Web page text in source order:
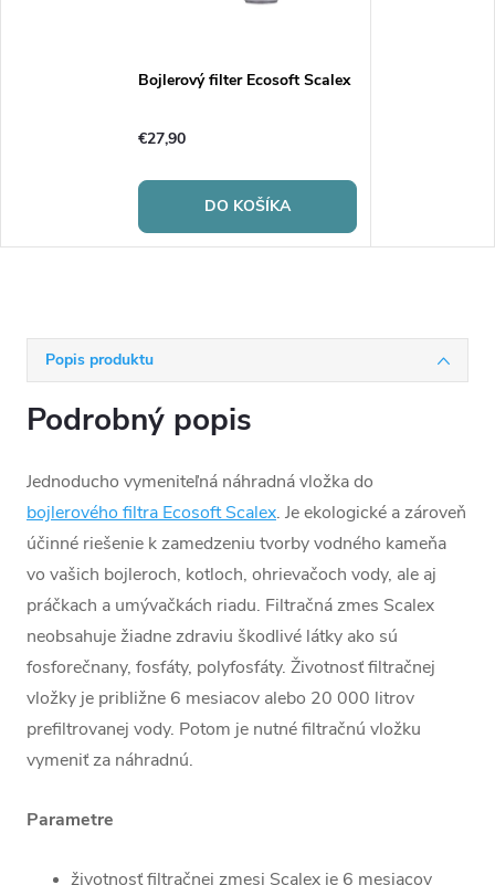
Popis produktu
Podrobný popis
Jednoducho vymeniteľná náhradná vložka do
bojlerového filtra Ecosoft Scalex. Je ekologické a zároveň
účinné riešenie k zamedzeniu tvorby vodného kameňa
vo vašich bojleroch, kotloch, ohrievačoch vody, ale aj
práčkach a umývačkách riadu. Filtračná zmes Scalex
neobsahuje žiadne zdraviu škodlivé látky ako sú
fosforečnany, fosfáty, polyfosfáty. Životnosť filtračnej
vložky je približne 6 mesiacov alebo 20 000 litrov
prefiltrovanej vody. Potom je nutné filtračnú vložku
vymeniť za náhradnú.
Parametre
životnosť filtračnej zmesi Scalex je 6 mesiacov
Bojlerový filter Ecosoft Scalex
€27,90
DO KOŠÍKA